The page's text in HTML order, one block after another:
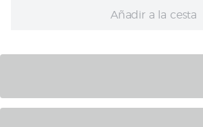
Añadir a la cesta